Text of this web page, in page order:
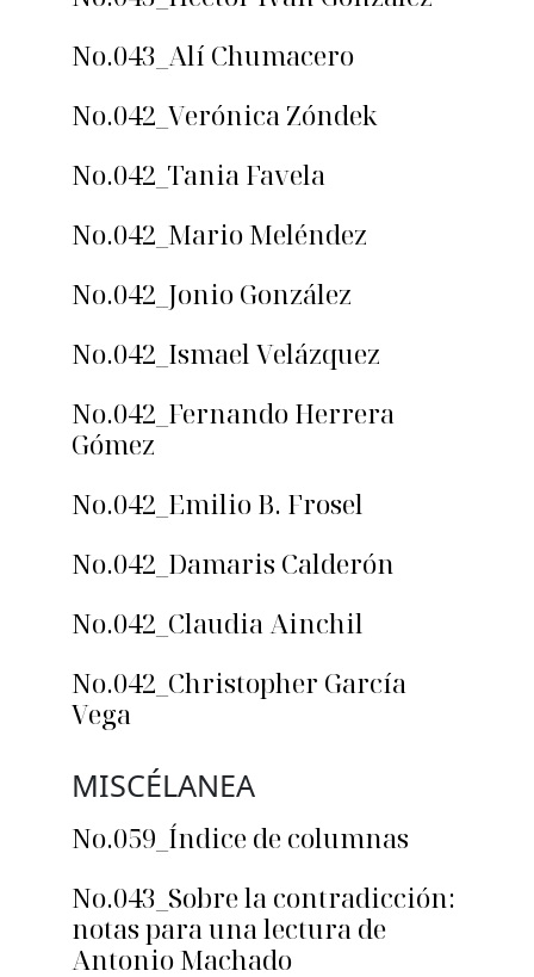
No.043_Alí Chumacero
No.042_Verónica Zóndek
No.042_Tania Favela
No.042_Mario Meléndez
No.042_Jonio González
No.042_Ismael Velázquez
No.042_Fernando Herrera
Gómez
No.042_Emilio B. Frosel
No.042_Damaris Calderón
No.042_Claudia Ainchil
No.042_Christopher García
Vega
MISCÉLANEA
No.059_Índice de columnas
No.043_Sobre la contradicción:
notas para una lectura de
Antonio Machado